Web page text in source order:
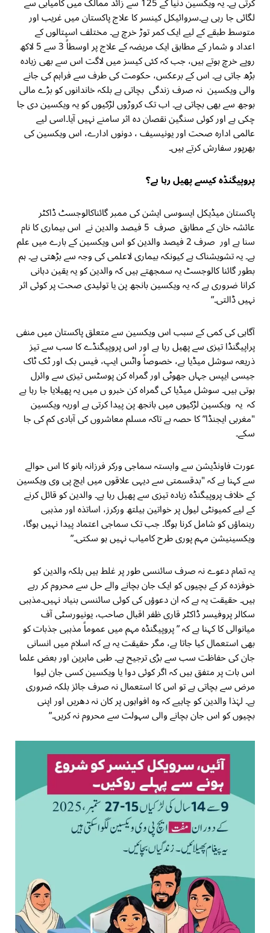
لگائی جا رہی ہے۔سروائیکل کینسر کا علاج پاکستان میں غریب اور
متوسط طبقے کے لیے ایک کمر توڑ خرچ ہے۔ مختلف اسپتالوں کے
اعداد و شمار کے مطابق ایک مریضہ کے علاج پر اوسطاً 3 سے 5 لاکھ
روپے خرچ ہوتے ہیں، جب کہ کئی کیسز میں لاگت اس سے بھی زیادہ
بڑھ جاتی ہے۔ اس کے برعکس، حکومت کی طرف سے فراہم کی جانے
والی ویکسین نہ صرف زندگی بچاتی ہے بلکہ خاندانوں کو بڑے مالی
بوجھ سے بھی بچاتی ہے۔ اب تک کروڑوں لڑکیوں کو یہ ویکسین دی جا
چکی ہے اور کوئی سنگین نقصان دہ اثر سامنے نہیں آیا۔اسی لیے
عالمی ادارہ صحت اور یونیسیف ، دونوں ادارے، اس ویکسین کی
بھرپور سفارش کرتے ہیں۔
پروپیگنڈہ کیسے پھیل رہا ہے؟
پاکستان میڈیکل ایسوسی ایشن کی ممبر گائناکالوجسٹ ڈاکٹر
عائشہ خان کے مطابق صرف 5 فیصد والدین نے اس بیماری کا نام
سنا ہے اور صرف 2 فیصد والدین کو اس ویکسین کے بارے میں علم
ہے۔ یہ تشویشناک ہے کیونکہ بیماری لاعلمی کی وجہ سے بڑھتی ہے۔ ہم
بطور گائنا کالوجسٹ یہ سمجھتے ہیں کہ والدین کو یہ یقین دہانی
کرانا ضروری ہے کہ یہ ویکسین بانجھ پن یا تولیدی صحت پر کوئی اثر
نہیں ڈالتی۔”
آگاہی کی کمی کے سبب اس ویکسین سے متعلق پاکستان میں منفی
پراپیگنڈا تیزی سے پھیل رہا ہے اور اس پروپیگنڈے کا سب سے تیز
ذریعہ سوشل میڈیا ہے، خصوصاً واٹس ایپ، فیس بک اور ٹک ٹاک
جیسی ایپس جہاں جھوٹی اور گمراہ کن پوسٹس تیزی سے وائرل
ہوتی ہیں۔ سوشل میڈیا کی گمراہ کن خبرو ں میں یہ پھیلایا جا رہا ہے
کہ یہ ویکسین لڑکیوں میں بانجھ پن پیدا کرتی ہے اوریہ ویکسین
"مغربی ایجنڈا” کا حصہ ہے تاکہ مسلم معاشروں کی آبادی کم کی جا
سکے۔
عورت فاونڈیشن سے وابستہ سماجی ورکر فرزانہ بانو کا اس حوالے
سے کہنا ہے کہ "بدقسمتی سے دیہی علاقوں میں ایچ پی وی ویکسین
کے خلاف پروپیگنڈہ زیادہ تیزی سے پھیل رہا ہے۔ والدین کو قائل کرنے
کے لیے کمیونٹی لیول پر خواتین ہیلتھ ورکرز، اساتذہ اور مذہبی
رہنماؤں کو شامل کرنا ہوگا۔ جب تک سماجی اعتماد پیدا نہیں ہوگا،
ویکسینیشن مہم پوری طرح کامیاب نہیں ہو سکتی۔”
یہ تمام دعوے نہ صرف سائنسی طور پر غلط ہیں بلکہ والدین کو
خوفزدہ کر کے بچیوں کو ایک جان بچانے والے حل سے محروم کر رہے
ہیں۔ حقیقت یہ ہے کہ ان دعوؤں کی کوئی سائنسی بنیاد نہیں۔مذہبی
سکالر پروفیسر ڈاکٹر قاری ظفر اقبال صاحب، یونیورسٹی آف
میانوالی کا کہنا ہے کہ ” پروپیگنڈہ مہم میں عموماً مذہبی جذبات کو
بھی استعمال کیا جاتا ہے، مگر حقیقت یہ ہے کہ اسلام میں انسانی
جان کی حفاظت سب سے بڑی ترجیح ہے۔ طبی ماہرین اور بعض علما
اس بات پر متفق ہیں کہ اگر کوئی دوا یا ویکسین کسی جان لیوا
مرض سے بچاتی ہے تو اس کا استعمال نہ صرف جائز بلکہ ضروری
ہے۔ لہٰذا والدین کو چاہیے کہ وہ افواہوں پر کان نہ دھریں اور اپنی
بچیوں کو اس جان بچانے والی سہولت سے محروم نہ کریں۔”